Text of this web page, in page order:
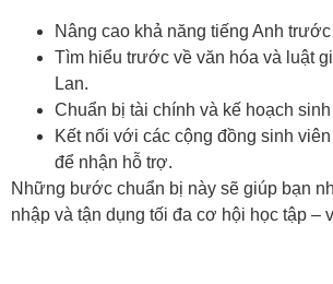
Nâng cao khả năng tiếng Anh
Tìm hiểu trước về văn hóa và luật
Lan.
Chuẩn bị tài chính và kế hoạch
Kết nối với các cộng đồng sinh
để nhận hỗ trợ.
Những bước chuẩn bị này sẽ giúp bạn
nhập và tận dụng tối đa cơ hội học tập –